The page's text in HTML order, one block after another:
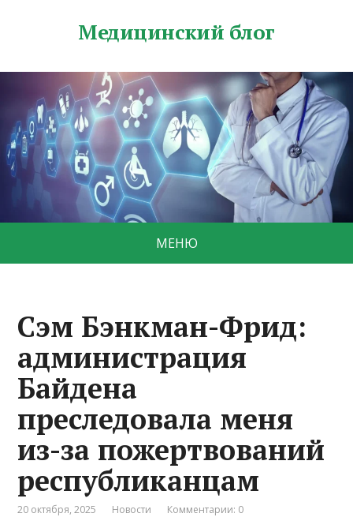
Медицинский блог
МЕНЮ
Сэм Бэнкман-Фрид:
администрация
Байдена
преследовала меня
из-за пожертвований
республиканцам
20 октября, 2025 Новости Комментарии: 0